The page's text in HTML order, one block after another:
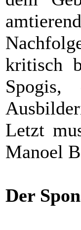
kritisch
Letzt
Manoel
Der